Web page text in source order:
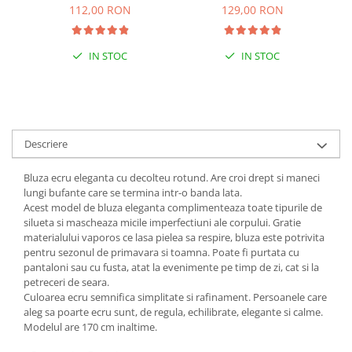
112,00 RON
IN STOC
129,00 RON
IN STOC
Descriere
Bluza ecru eleganta cu decolteu rotund. Are croi drept si maneci
lungi bufante care se termina intr-o banda lata.
Acest model de bluza eleganta complimenteaza toate tipurile de
silueta si mascheaza micile imperfectiuni ale corpului. Gratie
materialului vaporos ce lasa pielea sa respire, bluza este potrivita
pentru sezonul de primavara si toamna. Poate fi purtata cu
pantaloni sau cu fusta, atat la evenimente pe timp de zi, cat si la
petreceri de seara.
Culoarea ecru semnifica simplitate si rafinament. Persoanele care
aleg sa poarte ecru sunt, de regula, echilibrate, elegante si calme.
Modelul are 170 cm inaltime.